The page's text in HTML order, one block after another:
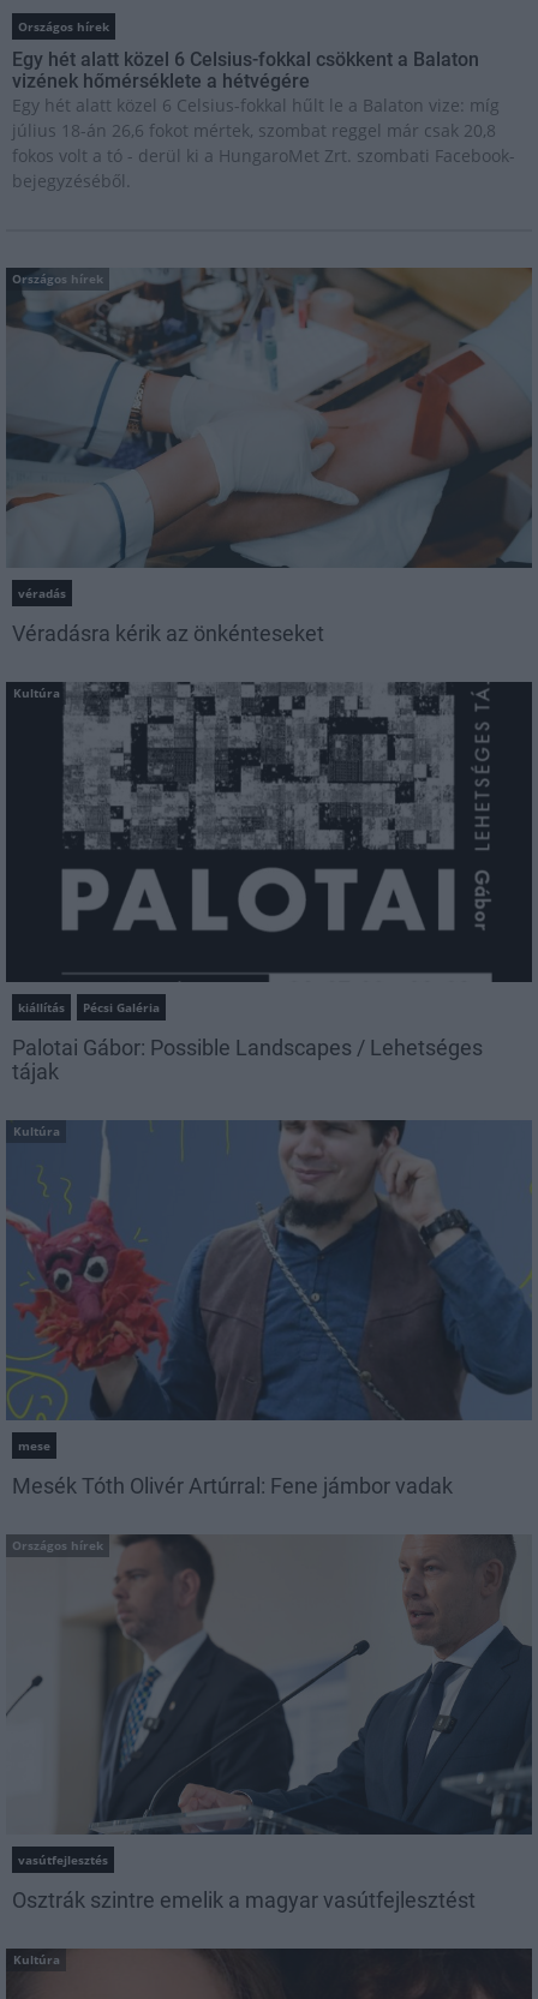
Országos hírek
Egy hét alatt közel 6 Celsius-fokkal csökkent a Balaton
vizének hőmérséklete a hétvégére
Egy hét alatt közel 6 Celsius-fokkal hűlt le a Balaton vize: míg
július 18-án 26,6 fokot mértek, szombat reggel már csak 20,8
fokos volt a tó - derül ki a HungaroMet Zrt. szombati Facebook-
bejegyzéséből.
Országos hírek
véradás
Véradásra kérik az önkénteseket
Kultúra
kiállítás Pécsi Galéria
Palotai Gábor: Possible Landscapes / Lehetséges
tájak
Kultúra
mese
Mesék Tóth Olivér Artúrral: Fene jámbor vadak
Országos hírek
vasútfejlesztés
Osztrák szintre emelik a magyar vasútfejlesztést
Kultúra